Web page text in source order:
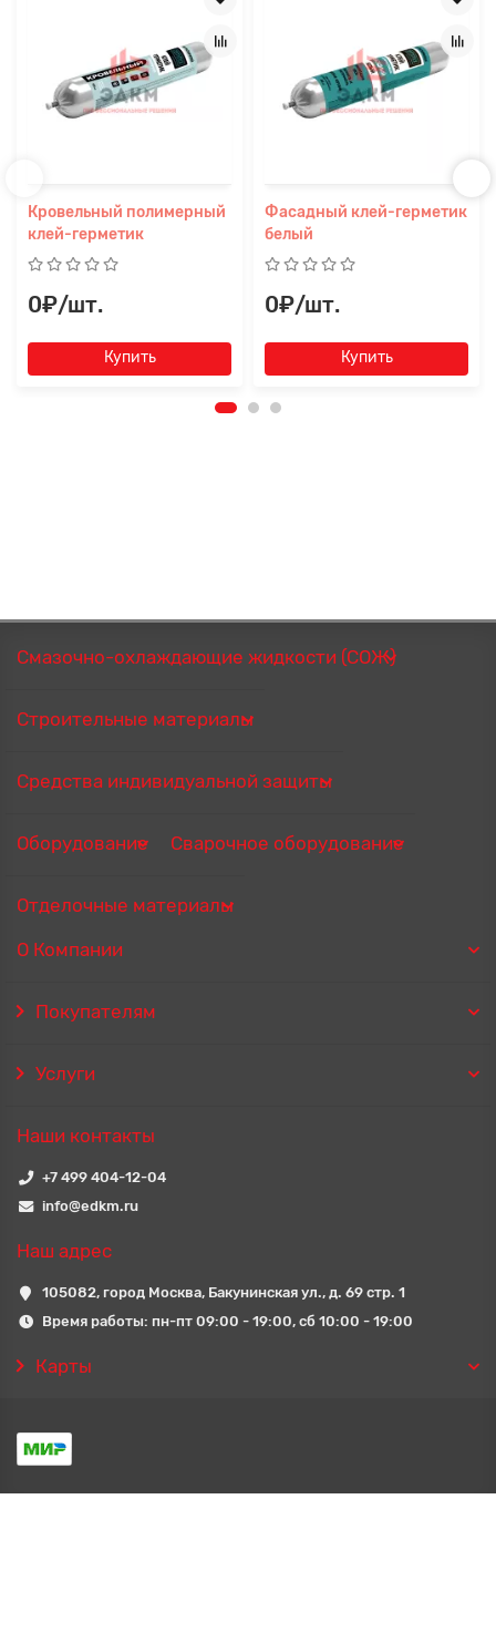
Кровельный полимерный
клей-герметик
0₽/шт.
Купить
Фасадный клей-герметик
белый
0₽/шт.
Купить
Смазочно-охлаждающие жидкости (СОЖ)
Строительные материалы
Средства индивидуальной защиты
Оборудование Сварочное оборудование
Отделочные материалы
О Компании
Покупателям
Услуги
Наши контакты
+7 499 404-12-04
info@edkm.ru
Наш адрес
105082, город Москва, Бакунинская ул., д. 69 стр. 1
Время работы: пн-пт 09:00 - 19:00, сб 10:00 - 19:00
Карты